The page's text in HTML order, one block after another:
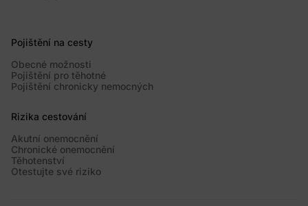
Pojištění na cesty
Obecné možnosti
Pojištění pro těhotné
Pojištění chronicky nemocných
Rizika cestování
Akutní onemocnění
Chronické onemocnění
Těhotenství
Otestujte své riziko